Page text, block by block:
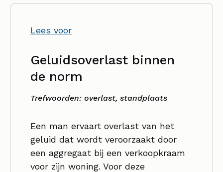
Lees voor
Geluidsoverlast binnen
de norm
Trefwoorden: overlast, standplaats
Een man ervaart overlast van het
geluid dat wordt veroorzaakt door
een aggregaat bij een verkoopkraam
voor zijn woning. Voor deze